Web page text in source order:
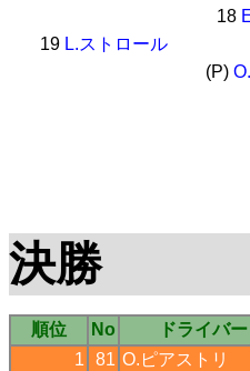
18
19 L.ストロール
(P)
決勝
順位 No ドライバー
1
81 O.ピアストリ